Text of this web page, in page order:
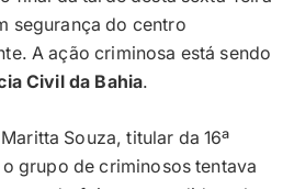
segurança do centro
A ação criminosa está sendo
Civil da Bahia.
Souza, titular da 16ª
grupo de criminosos tentava